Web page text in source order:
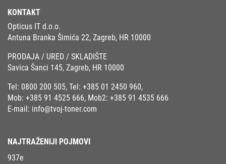
KONTAKT
Opticus IT d.o.o.
Antuna Branka Šimića 22, Zagreb, HR 10000
PRODAJA / URED / SKLADIŠTE
Savica Šanci 145, Zagreb, HR 10000
Tel: 0800 200 505, Tel: +385 01 2450 960,
Mob: +385 91 4525 666, Mob2: +385 91 4535 666
E-mail: info@tvoj-toner.com
NAJTRAŽENIJI POJMOVI
937e